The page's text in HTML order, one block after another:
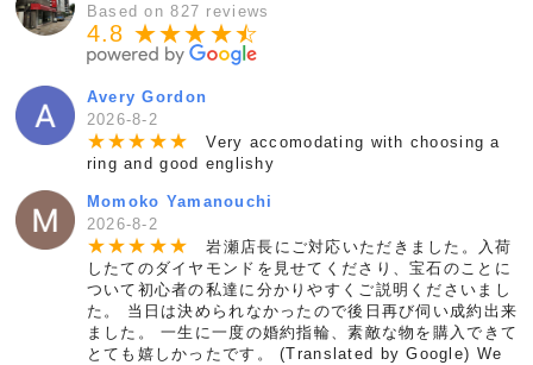
Based on 827 reviews
4.8 ★★★★★
☆
Avery Gordon
2026-8-2
★★★ ★★
Very accomodating with choosing a
ring and good englishy
Momoko Yamanouchi
2026-8-2
★★★ ★★
岩瀬店長にご対応いただきました。入荷
したてのダイヤモンドを見せてくださり、宝石のことに
ついて初心者の私達に分かりやすくご説明くださいまし
た。 当日は決められなかったので後日再び伺い成約出来
ました。 一生に一度の婚約指輪、素敵な物を購入できて
とても嬉しかったです。 (Translated by Google) We